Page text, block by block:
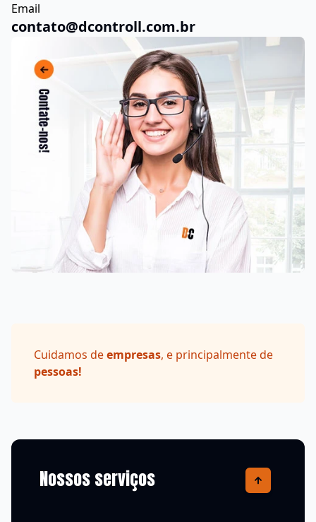
Email
contato@dcontroll.com.br
Cuidamos deempresas, e principalmente de
pessoas!
Nossos serviços